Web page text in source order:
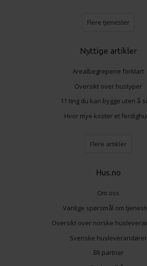
Flere tjenester
Nyttige artikler
Arealbegrepene forklart
Oversikt over hustyper
11 ting du kan bygge uten å
Hvor mye koster et
Flere artikler
Hus.no
Om oss
Vanlige spørsmål om
Oversikt over norske
Svenske husleverandører
Bli partner